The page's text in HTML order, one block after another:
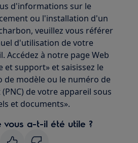
d'informations sur le
ou l'installation d'un
veuillez vous référer
d'utilisation de votre
Accédez à notre page Web
et support» et saisissez le
de modèle ou le numéro de
de votre appareil sous
et documents».
vous a-t-il été utile ?